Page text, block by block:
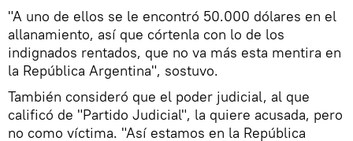
"A uno de ellos se le encontró 50.000 dólares en el
allanamiento, así que córtenla con lo de los
indignados rentados, que no va más esta mentira en
la República Argentina", sostuvo.
También consideró que el poder judicial, al que
calificó de "Partido Judicial", la quiere acusada, pero
no como víctima. "Así estamos en la República